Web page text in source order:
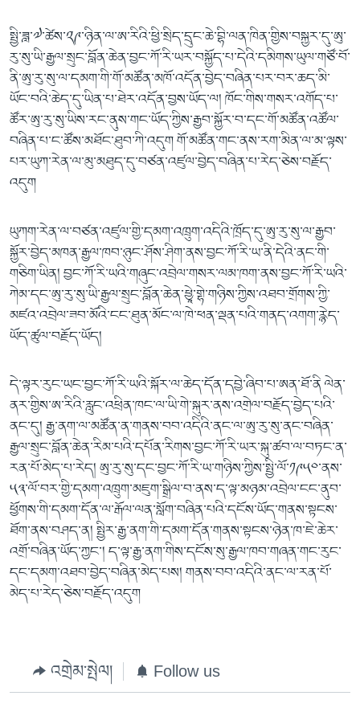
སྤྱི་ཟླ་༧་ཚེས་༢༩་ཉིན་ལ་ཨ་རིའི་ཕྱི་སྲིད་དྲུང་ཆེ་བྷི་ལན་ཁིན་གྱིས་བསྐྱར་དུ་ཨུ་
རུ་སུ་ཡི་རྒྱལ་སྲུང་བློན་ཆེན་བྱང་ཀོ་རི་ཡར་བསྐྱོད་པ་དེའི་དམིགས་ཡུལ་གཙོ་བོ་
ནི་ཨུ་རུ་སུ་ལ་དམག་གི་གོ་མཚོན་མཁོ་འདོན་བྱེད་བཞིན་པར་བར་ཆད་མི་
ཡོང་བའི་ཆེད་དུ་ཡིན་པ་ཐེར་འདོན་བྱས་ཡོད་ལ། ཁོང་གིས་གསར་འགོད་པ་
ཚོར་ཨུ་རུ་སུ་ཡིས་རང་ནུས་གང་ཡོད་ཀྱིས་རྒྱབ་སྐྱོར་བ་དང་གོ་མཚོན་འཚོལ་
བཞིན་པ་ང་ཚོས་མཐོང་ཐུབ་ཀི་འདུག གོ་མཚོན་གང་ནས་རག་མིན་ལ་མ་ལྟས་
པར་ཡུཀ་རེན་ལ་མུ་མཐུད་དུ་བཙན་འཛུལ་བྱེད་བཞིན་པ་རེད་ཅེས་བརྗོད་
འདུག
ཡུཀག་རེན་ལ་བཙན་འཛུལ་གྱི་དམག་འཁྲུག་འདིའི་ཁྲོད་དུ་ཨུ་རུ་སུ་ལ་རྒྱབ་
སྐྱོར་བྱེད་མཁན་རྒྱལ་ཁབ་ཉུང་ཤོས་ཤིག་ནས་བྱང་ཀོ་རི་ཡ་ནི་དེའི་ནང་གི་
གཅིག་ཡིན། བྱང་ཀོ་རི་ཡའི་གཞུང་འབྲེལ་གསར་ལམ་ཁག་ནས་བྱང་ཀོ་རི་ཡའི་
ཀེམ་དང་ཨུ་རུ་སུ་ཡི་རྒྱལ་སྲུང་བློན་ཆེན་ཕྱཱེ་གྷེ་གཉིས་ཀྱིས་འཐབ་གྲོགས་ཀྱི་
མཛའ་འབྲེལ་ཟབ་མོའི་ངང་ཐུན་མོང་ལ་ཁེ་ཕན་ལྡན་པའི་གནད་འགག་རྙེད་
ཡོད་ཚུལ་བརྗོད་ཡོད།
དེ་ལྟར་རུང་ཡང་བྱང་ཀོ་རི་ཡའི་སྐོར་ལ་ཆེད་དོན་དབྱེ་ཞིབ་པ་ཨན་ཐོ་ནི ལེན་
ནར་གྱིས་ཨ་རིའི་རླུང་འཕྲིན་ཁང་ལ་ཡི་གེ་སྐུར་ནས་འགྲེལ་བརྗོད་བྱེད་པའི་
ནང་དུ། རྒྱ་ནག་ལ་མཚོན་ན་གནས་བབ་འདིའི་ནང་ལ་ཨུ་རུ་སུ་ནང་བཞིན་
རྒྱལ་སྲུང་བློན་ཆེན་རིམ་པའི་དཔོན་རིགས་བྱང་ཀོ་རི་ཡར་སྐུ་ཚབ་ལ་བཏང་ན་
རན་པོ་མེད་པ་རེད། ཨུ་རུ་སུ་དང་བྱང་ཀོ་རི་ཡ་གཉིས་ཀྱིས་སྤྱི་ལོ་༡༩༥༠་ནས་
༥༣་ལོ་བར་གྱི་དམག་འཁྲུག་མཇུག་སྒྲིལ་བ་ནས་ད་ལྟ་མཉམ་འབྲེལ་ངང་ནུབ་
ཕྱོགས་གི་དམག་དོན་ལ་རྒོལ་ལན་སློག་བཞིན་པའི་དངོས་ཡོད་གནས་སྟངས་
ཐོག་ནས་བཤད་ན། སྤྱིར་རྒྱ་ནག་གི་དམག་དོན་གནས་སྟངས་ཉེན་ཁ་ཇེ་ཆེར་
འགྲོ་བཞིན་ཡོད་ཀྱང་། ད་ལྟ་རྒྱ་ནག་གིས་དངོས་སུ་རྒྱལ་ཁབ་གཞན་གང་རུང་
དང་དམག་འཐབ་བྱེད་བཞིན་མེད་པས། གནས་བབ་འདིའི་ནང་ལ་རན་པོ་
མེད་པ་རེད་ཅེས་བརྗོད་འདུག
འགྲེམ་སྤེལ། Follow us